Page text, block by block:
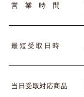
営 業 時 間
最短 受 取 日 時
当 日受取対応商品